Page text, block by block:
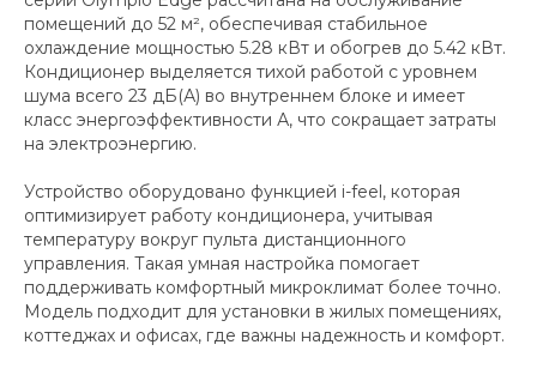
помещений до 52 м², обеспечивая стабильное
охлаждение мощностью 5.28 кВт и обогрев до 5.42 кВт.
Кондиционер выделяется тихой работой с уровнем
шума всего 23 дБ(А) во внутреннем блоке и имеет
класс энергоэффективности А, что сокращает затраты
на электроэнергию.
Устройство оборудовано функцией i-feel, которая
оптимизирует работу кондиционера, учитывая
температуру вокруг пульта дистанционного
управления. Такая умная настройка помогает
поддерживать комфортный микроклимат более точно.
Модель подходит для установки в жилых помещениях,
коттеджах и офисах, где важны надежность и комфорт.